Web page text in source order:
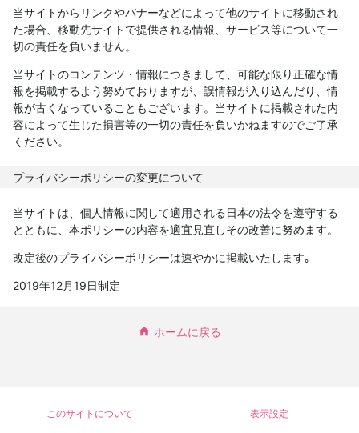
当サイトからリンクやバナーなどによって他のサイトに移動され
た場合、移動先サイトで提供される情報、サービス等について一
切の責任を負いません。
当サイトのコンテンツ・情報につきまして、可能な限り正確な情
報を掲載するよう努めておりますが、誤情報が入り込んだり、情
報が古くなっていることもございます。当サイトに掲載された内
容によって生じた損害等の一切の責任を負いかねますのでご了承
ください。
プライバシーポリシーの変更について
当サイトは、個人情報に関して適用される日本の法令を遵守する
とともに、本ポリシーの内容を適宜見直しその改善に努めます。
改定後のプライバシーポリシーは速やかに掲載いたします｡
2019年12月19日制定
ホームに戻る
このサイトについて 表示設定